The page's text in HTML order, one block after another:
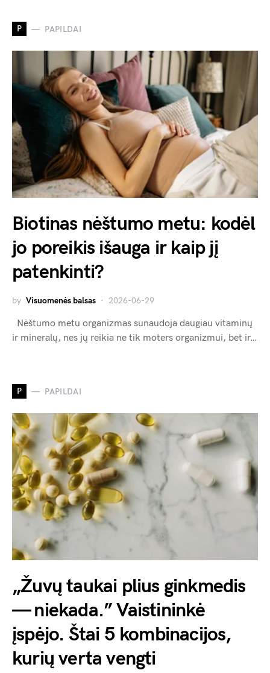
P PAPILDAI
Biotinas nėštumo metu: kodėl
jo poreikis išauga ir kaip jį
patenkinti?
by Visuomenės balsas 2026-06-29
Nėštumo metu organizmas sunaudoja daugiau vitaminų
ir mineralų, nes jų reikia ne tik moters organizmui, bet ir…
P PAPILDAI
„Žuvų taukai plius ginkmedis
— niekada.” Vaistininkė
įspėjo. Štai 5 kombinacijos,
kurių verta vengti